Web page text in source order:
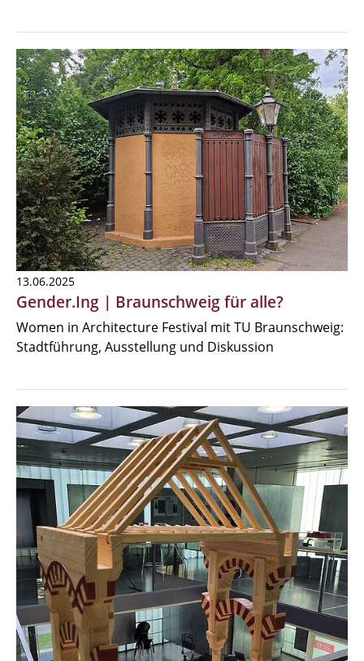
13.06.2025
Gender.Ing | Braunschweig für alle?
Women in Architecture Festival mit TU Braunschweig:
Stadtführung, Ausstellung und Diskussion